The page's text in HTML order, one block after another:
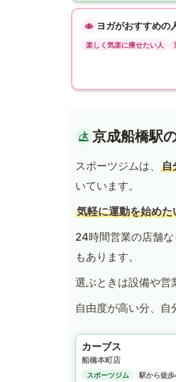
ヨガがおすすめの
楽しく気楽に痩せたい人
京成船橋駅
スポーツジムは、 自
いています。
気軽に運動を始めた
24時間営業の店舗
もあります。
選ぶときは設備や営
自由度が高い分、自
カーブス
船橋本町店
スポーツジム
駅から徒